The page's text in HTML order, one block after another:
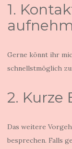
1.
Gerne könnt ihr
schnellstmöglich
2. Kurze
Das weitere
besprechen. Falls